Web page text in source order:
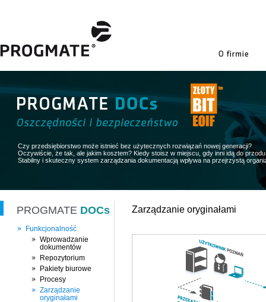
Czy przedsiębiorstwo może istnieć bez użytecznych rozwiązań nowej generacji?
Oczywiście, że tak, ale jakim kosztem? Kiedy stoisz w miejscu, gdy inni idą do
Stabilny i skuteczny system zarządzania dokumentacją wpływa na przejrzystą
PROGMATE DOCs
Funkcjonalność
Wprowadzanie
dokumentów
Repozytorium
Pakiety biurowe
Procesy
Zarządzanie
oryginałami
Zarządzanie oryginałami